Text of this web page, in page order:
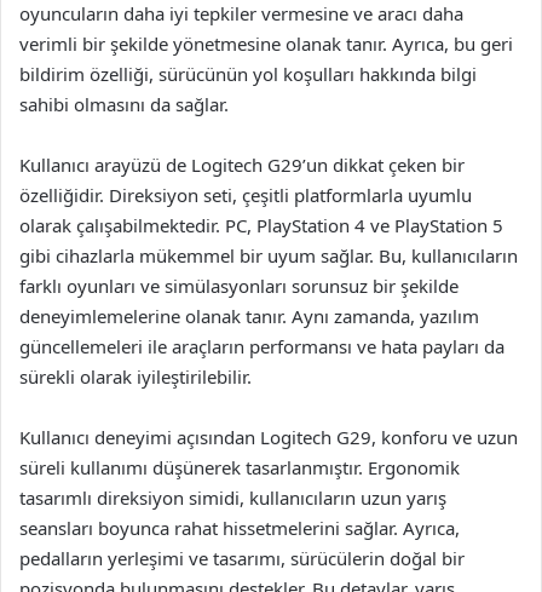
oyuncuların daha iyi tepkiler vermesine ve aracı daha
verimli bir şekilde yönetmesine olanak tanır. Ayrıca, bu geri
bildirim özelliği, sürücünün yol koşulları hakkında bilgi
sahibi olmasını da sağlar.
Kullanıcı arayüzü de Logitech G29’un dikkat çeken bir
özelliğidir. Direksiyon seti, çeşitli platformlarla uyumlu
olarak çalışabilmektedir. PC, PlayStation 4 ve PlayStation 5
gibi cihazlarla mükemmel bir uyum sağlar. Bu, kullanıcıların
farklı oyunları ve simülasyonları sorunsuz bir şekilde
deneyimlemelerine olanak tanır. Aynı zamanda, yazılım
güncellemeleri ile araçların performansı ve hata payları da
sürekli olarak iyileştirilebilir.
Kullanıcı deneyimi açısından Logitech G29, konforu ve uzun
süreli kullanımı düşünerek tasarlanmıştır. Ergonomik
tasarımlı direksiyon simidi, kullanıcıların uzun yarış
seansları boyunca rahat hissetmelerini sağlar. Ayrıca,
pedalların yerleşimi ve tasarımı, sürücülerin doğal bir